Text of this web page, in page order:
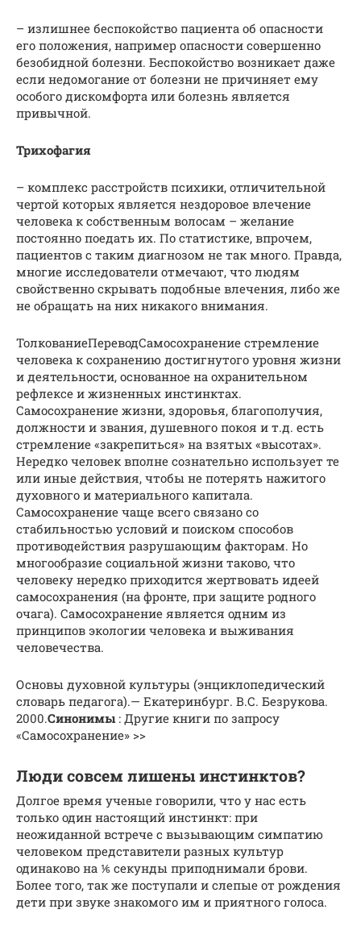
– излишнее беспокойство пациента об опасности
его положения, например опасности совершенно
безобидной болезни. Беспокойство возникает даже
если недомогание от болезни не причиняет ему
особого дискомфорта или болезнь является
привычной.
Трихофагия
– комплекс расстройств психики, отличительной
чертой которых является нездоровое влечение
человека к собственным волосам – желание
постоянно поедать их. По статистике, впрочем,
пациентов с таким диагнозом не так много. Правда,
многие исследователи отмечают, что людям
свойственно скрывать подобные влечения, либо же
не обращать на них никакого внимания.
ТолкованиеПереводСамосохранение стремление
человека к сохранению достигнутого уровня жизни
и деятельности, основанное на охранительном
рефлексе и жизненных инстинктах.
Самосохранение жизни, здоровья, благополучия,
должности и звания, душевного покоя и т.д. есть
стремление «закрепиться» на взятых «высотах».
Нередко человек вполне сознательно использует те
или иные действия, чтобы не потерять нажитого
духовного и материального капитала.
Самосохранение чаще всего связано со
стабильностью условий и поиском способов
противодействия разрушающим факторам. Но
многообразие социальной жизни таково, что
человеку нередко приходится жертвовать идеей
самосохранения (на фронте, при защите родного
очага). Самосохранение является одним из
принципов экологии человека и выживания
человечества.
Основы духовной культуры (энциклопедический
словарь педагога).— Екатеринбург. В.С. Безрукова.
2000.Синонимы: Другие книги по запросу
«Самосохранение» >>
Люди совсем лишены инстинктов?
Долгое время ученые говорили, что у нас есть
только один настоящий инстинкт: при
неожиданной встрече с вызывающим симпатию
человеком представители разных культур
одинаково на ⅙ секунды приподнимали брови.
Более того, так же поступали и слепые от рождения
дети при звуке знакомого им и приятного голоса.